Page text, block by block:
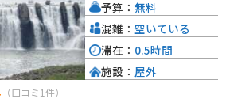
特産品をお土産にできる * 地元の食材を使っ
場が広い * 耶馬渓や九重連山など、周辺の観
（口コミ1件）
予算： 無料
混雑： 空いている
滞在： 0.5時間
施設： 屋外